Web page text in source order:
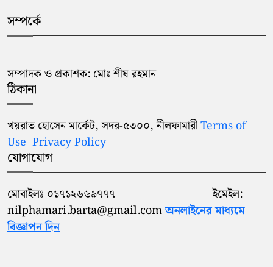
সম্পর্কে
সম্পাদক ও প্রকাশক: মোঃ শীষ রহমান
ঠিকানা
খয়রাত হোসেন মার্কেট, সদর-৫৩০০, নীলফামারীTerms of
Use Privacy Policy
যোগাযোগ
মোবাইলঃ ০১৭১২৬৬৯৭৭৭ ইমেইল:
nilphamari.barta@gmail.comঅনলাইনের মাধ্যমে
বিজ্ঞাপন দিন